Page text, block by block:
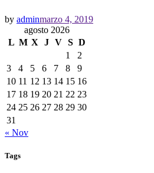
by adminmarzo 4, 2019
agosto 2026
L M X J V S D
1
2
3
4 5 6 7 8
9
10 11 12 13 14 15 16
17 18 19 20 21 22 23
24 25 26 27 28 29 30
31
« Nov
Tags